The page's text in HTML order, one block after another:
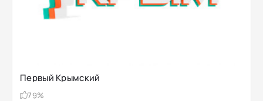
Первый Крымский
79%